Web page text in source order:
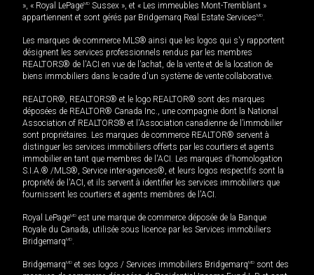
», « Royal LePageMD Sussex », et « Les immeubles Mont-Tremblant »
appartiennent et sont gérés par Bridgemarq Real Estate ServicesMD.
Les marques de commerce MLS® ainsi que les logos qui s'y rapportent
désignent les services professionnels rendus par les membres
REALTORS® de l'ACI en vue de l'achat, de la vente et de la location de
biens immobiliers dans le cadre d'un système de vente collaborative.
REALTOR®, REALTORS® et le logo REALTOR® sont des marques
déposées de REALTOR® Canada Inc., une compagnie dont la National
Association of REALTORS® et l'Association canadienne de l’immobilier
sont propriétaires. Les marques de commerce REALTOR® servent à
distinguer les services immobiliers offerts par les courtiers et agents
immobilier en tant que membres de l'ACI. Les marques d'homologation
S.I.A.® /MLS®, Service inter-agences®, et leurs logos respectifs sont la
propriété de l'ACI, et ils servent à identifier les services immobiliers que
fournissent les courtiers et agents membres de l'ACI.
Royal LePageMD est une marque de commerce déposée de la Banque
Royale du Canada, utilisée sous licence par les Services immobiliers
BridgemarqMD.
BridgemarqMD et ses logos / Services immobiliers BridgemarqMD sont des